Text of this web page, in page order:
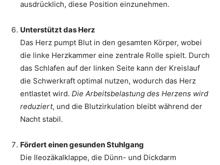
ausdrücklich, diese Position einzunehmen.
Unterstützt das Herz
Das Herz pumpt Blut in den gesamten Körper, wobei
die linke Herzkammer eine zentrale Rolle spielt. Durch
das Schlafen auf der linken Seite kann der Kreislauf
die Schwerkraft optimal nutzen, wodurch das Herz
entlastet wird. Die Arbeitsbelastung des Herzens wird
reduziert, und die Blutzirkulation bleibt während der
Nacht stabil.
Fördert einen gesunden Stuhlgang
Die Ileozäkalklappe, die Dünn- und Dickdarm